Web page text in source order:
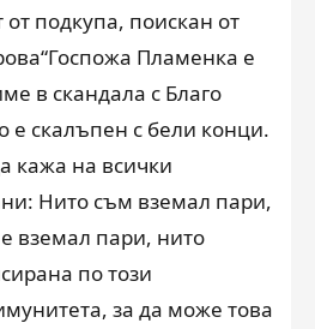
от подкупа, поискан от
Пламенка е
в скандала с Благо
е скалъпен с бели конци.
кажа на всички
Нито съм вземал пари,
вземал пари, нито
по този
за да може това